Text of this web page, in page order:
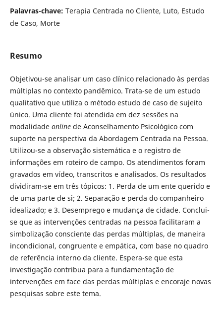
Palavras-chave: Terapia Centrada no Cliente, Luto, Estudo
de Caso, Morte
Resumo
Objetivou-se analisar um caso clínico relacionado às perdas
múltiplas no contexto pandêmico. Trata-se de um estudo
qualitativo que utiliza o método estudo de caso de sujeito
único. Uma cliente foi atendida em dez sessões na
modalidade onlinede Aconselhamento Psicológico com
suporte na perspectiva da Abordagem Centrada na Pessoa.
Utilizou-se a observação sistemática e o registro de
informações em roteiro de campo. Os atendimentos foram
gravados em vídeo, transcritos e analisados. Os resultados
dividiram-se em três tópicos: 1. Perda de um ente querido e
de uma parte de si; 2. Separação e perda do companheiro
idealizado; e 3. Desemprego e mudança de cidade. Conclui-
se que as intervenções centradas na pessoa facilitaram a
simbolização consciente das perdas múltiplas, de maneira
incondicional, congruente e empática, com base no quadro
de referência interno da cliente. Espera-se que esta
investigação contribua para a fundamentação de
intervenções em face das perdas múltiplas e encoraje novas
pesquisas sobre este tema.